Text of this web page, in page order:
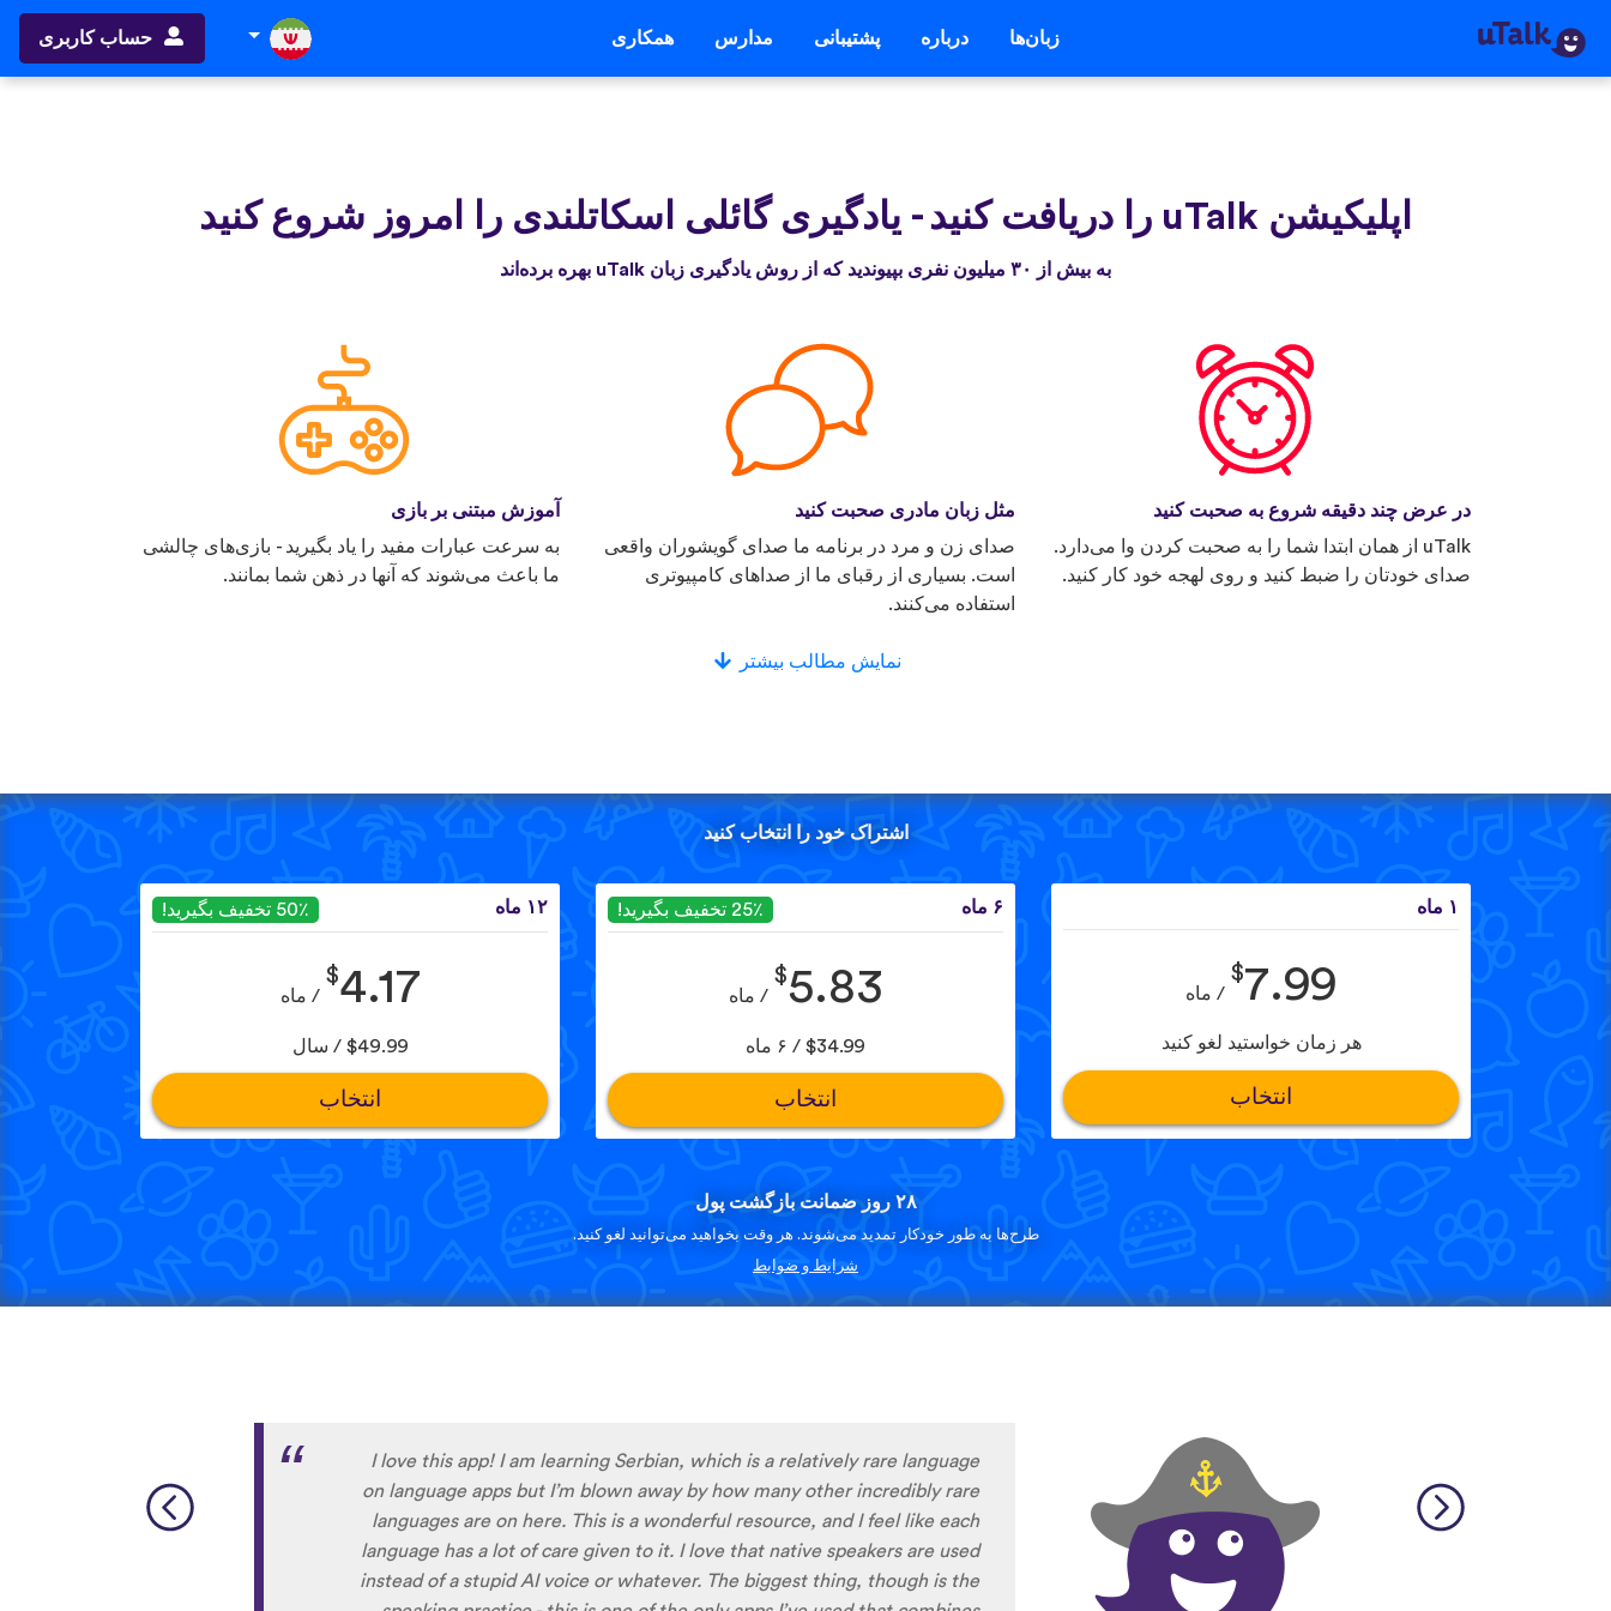
زبان‌ها درباره پشتیبانی مدارس همکاری حساب کاربری
اپلیکیشن uTalk‌ را دریافت کنید - یادگیری گائلی اسکاتلندی را امروز شروع کنید
به بیش از ۳۰ میلیون نفری بپیوندید که از روش یادگیری زبان uTalk بهره برده‌اند
در عرض چند دقیقه شروع به صحبت کنید
uTalk از همان ابتدا شما را به صحبت کردن وا می‌دارد.
صدای خودتان را ضبط کنید و روی لهجه خود کار کنید.
مثل زبان مادری صحبت کنید
صدای زن و مرد در برنامه ما صدای گویشوران واقعی
است. بسیاری از رقبای ما از صداهای کامپیوتری
استفاده می‌کنند.
آموزش مبتنی بر بازی
به سرعت عبارات مفید را یاد بگیرید - بازی‌های چالشی
ما باعث می‌شوند که آنها در ذهن شما بمانند.
نمایش مطالب بیشتر
اشتراک خود را انتخاب کنید
۱ ماه
$7.99 / ماه
هر زمان خواستید لغو کنید
انتخاب
۶ ماه 25٪ تخفیف بگیرید!
$5.83 / ماه
$34.99 / ۶ ماه
انتخاب
۱۲ ماه 50٪ تخفیف بگیرید!
$4.17 / ماه
$49.99 / سال
انتخاب
۲۸ روز ضمانت بازگشت پول
طرح‌ها به طور خودکار تمدید می‌شوند. هر وقت بخواهید می‌توانید لغو کنید.
شرایط و ضوابط
Although I only downloaded the app today, I'm liking what I have seen, so
far. I have been playing around with it to try to learn the format and how
to navigate around the app and have found it to be really user friendly.
When listening to the fluent speakers' pronunciation, I really liked that
the phrase was spoken by both male and female speakers, as I